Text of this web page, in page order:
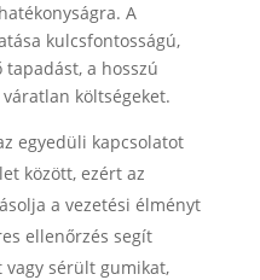
A
kulcsfontosságú,
a hosszú
költségeket.
egyedüli kapcsolatot
között, ezért az
a vezetési élményt
ellenőrzés segít
sérült gumikat,